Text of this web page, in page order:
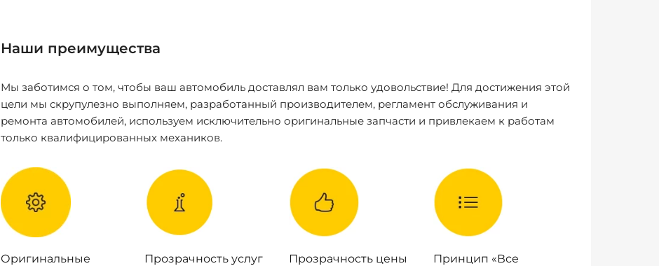
Наши преимущества
Мы заботимся о том, чтобы ваш автомобиль доставлял вам только удовольствие! Для достижения этой
цели мы скрупулезно выполняем, разработанный производителем, регламент обслуживания и
ремонта автомобилей, используем исключительно оригинальные запчасти и привлекаем к работам
только квалифицированных механиков.
Оригинальные
Прозрачность услуг Прозрачность цены
Принцип «Все